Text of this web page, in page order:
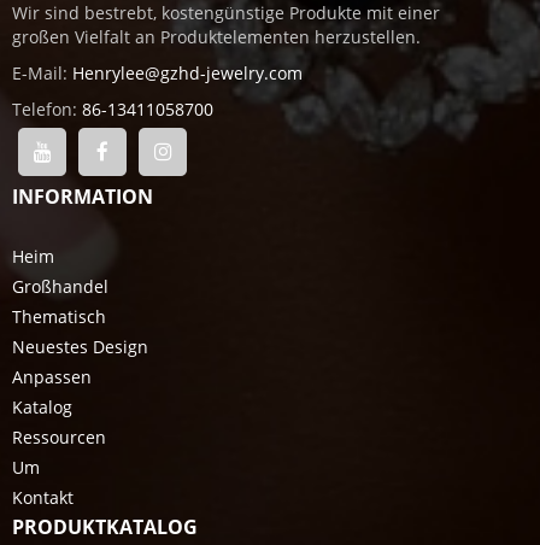
Wir sind bestrebt, kostengünstige Produkte mit einer
großen Vielfalt an Produktelementen herzustellen.
E-Mail: Henrylee@gzhd-jewelry.com
Telefon: 86-13411058700
INFORMATION
Heim
Großhandel
Thematisch
Neuestes Design
Anpassen
Katalog
Ressourcen
Um
Kontakt
PRODUKTKATALOG